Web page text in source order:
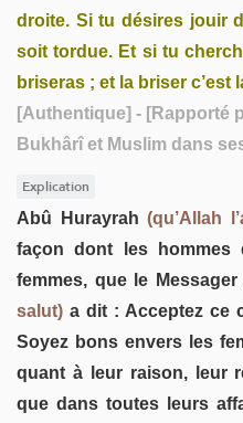
droite. Si tu désires jouir
soit tordue. Et si tu
briseras ; et la briser c’est
[Authentique] - [Rapporté
Bukhârî et Muslim dans
Explication
Abû Hurayrah (qu’Allah
façon dont les hommes
femmes, que le Messager
salut) a dit : Acceptez ce
Soyez bons envers les
quant à leur raison, leur
que dans toutes leurs